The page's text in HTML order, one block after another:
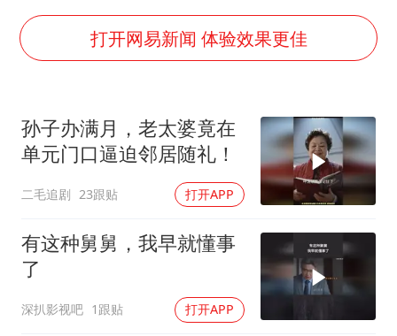
“中国蔬菜之乡”最高温达41.8℃
老人离世案亲属质疑记录仪
四川宜宾地震网友称睡觉被摇醒
夯实基础开新局
打开网易新闻 体验效果更佳
孙子办满月，老太婆竟在
单元门口逼迫邻居随礼！
二毛追剧 23跟贴 打开APP
有这种舅舅，我早就懂事
了
深扒影视吧 1跟贴 打开APP